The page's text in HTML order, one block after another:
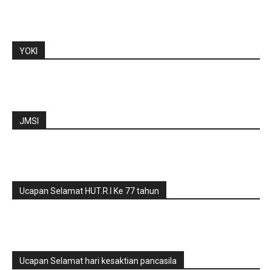
YOKI
JMSI
Ucapan Selamat HUT.R.I Ke 77 tahun
Ucapan Selamat hari kesaktian pancasila